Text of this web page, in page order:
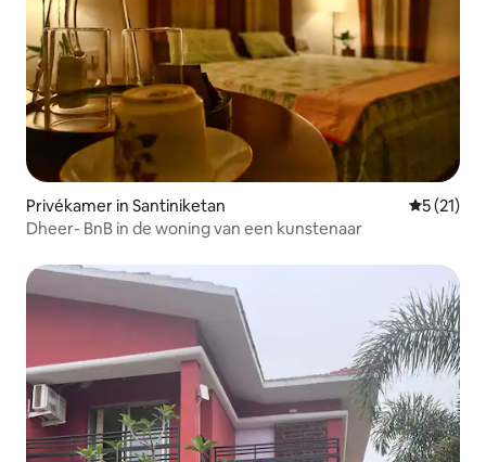
Privékamer in Santiniketan
5 (21)
Dheer- BnB in de woning van een kunstenaar